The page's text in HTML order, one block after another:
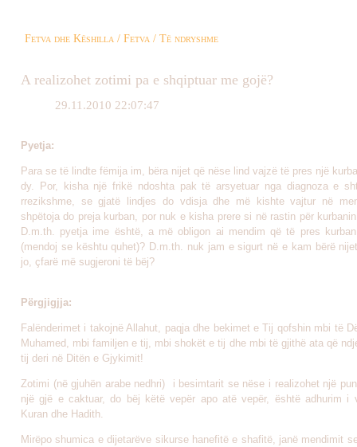
Fetva dhe Këshilla / Fetva / Të ndryshme
A realizohet zotimi pa e shqiptuar me gojë?
29.11.2010 22:07:47
Pyetja:
Para se të lindte fëmija im, bëra nijet që nëse lind vajzë të pres një
dy. Por, kisha një frikë ndoshta pak të arsyetuar nga diagnoza e
rrezikshme, se gjatë lindjes do vdisja dhe më kishte vajtur në
shpëtoja do preja kurban, por nuk e kisha prere si në rastin për
D.m.th. pyetja ime është, a më obligon ai mendim që të pres
(mendoj se kështu quhet)? D.m.th. nuk jam e sigurt në e kam bërë
jo, çfarë më sugjeroni të bëj?
Përgjigjja:
Falënderimet i takojnë Allahut, paqja dhe bekimet e Tij qofshin mbi të
Muhamed, mbi familjen e tij, mbi shokët e tij dhe mbi të gjithë ata që
tij deri në Ditën e Gjykimit!
Zotimi (në gjuhën arabe nedhri) i besimtarit se nëse i realizohet një
një gjë e caktuar, do bëj këtë vepër apo atë vepër, është adhurim i
Kuran dhe Hadith.
Mirëpo shumica e dijetarëve sikurse hanefitë e shafitë, janë mendimit